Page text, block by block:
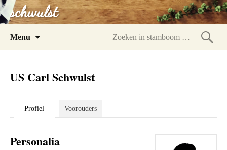
schwulst
Menu
US Carl Schwulst
Profiel Voorouders
Personalia